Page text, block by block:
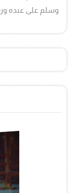
وسلم على عبده